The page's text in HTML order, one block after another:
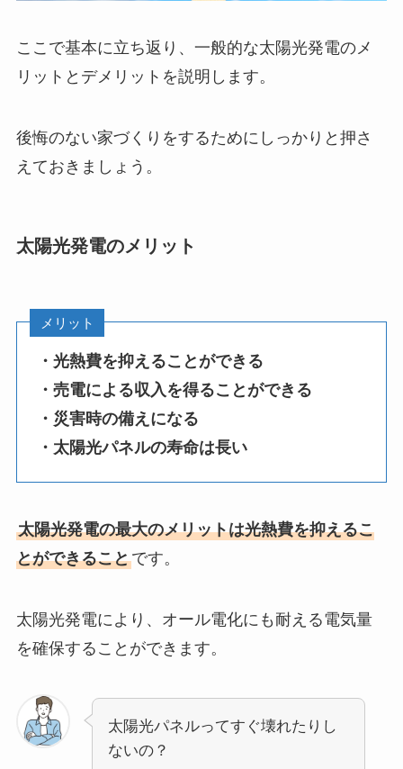
ここで基本に立ち返り、一般的な太陽光発電のメ
リットとデメリットを説明します。
後悔のない家づくりをするためにしっかりと押さ
えておきましょう。
太陽光発電のメリット
メリット
・光熱費を抑えることができる
・売電による収入を得ることができる
・災害時の備えになる
・太陽光パネルの寿命は長い
太陽光発電の最大のメリットは光熱費を抑えるこ
とができることです。
太陽光発電により、オール電化にも耐える電気量
を確保することができます。
太陽光パネルってすぐ壊れたりし
ないの？